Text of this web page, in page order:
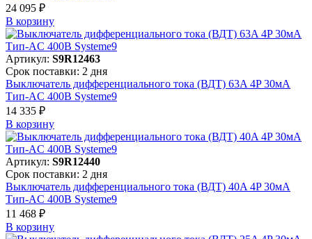
24 095 ₽
В корзинy
Артикул: S9R12463
Срок поставки: 2 дня
Выключатель дифференциального тока (ВДТ) 63A 4P 30мА
Тип-AC 400В Systeme9
14 335 ₽
В корзинy
Артикул: S9R12440
Срок поставки: 2 дня
Выключатель дифференциального тока (ВДТ) 40A 4P 30мА
Тип-AC 400В Systeme9
11 468 ₽
В корзинy